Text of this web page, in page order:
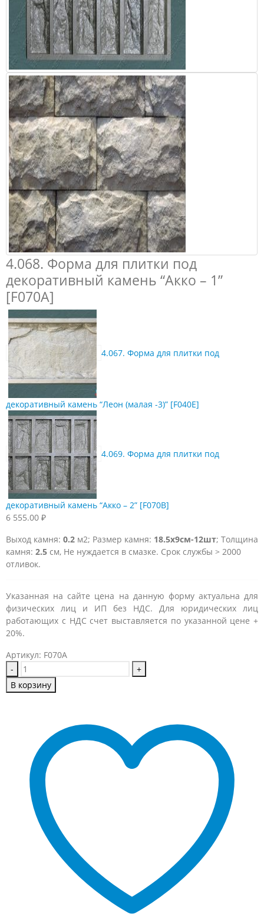
4.068. Форма для плитки под
декоративный камень “Акко – 1”
[F070A]
4.067. Форма для плитки под
декоративный камень “Леон (малая -3)” [F040E]
4.069. Форма для плитки под
декоративный камень “Акко – 2” [F070B]
6 555.00 ₽
Выход камня: 0.2 м2; Размер камня: 18.5х9см-12шт; Толщина
камня: 2.5 см, Не нуждается в смазке. Срок службы > 2000
отливок.
Указанная на сайте цена на данную форму актуальна для
физических лиц и ИП без НДС. Для юридических лиц
работающих с НДС счет выставляется по указанной цене +
20%.
Артикул: F070A
-
+
В корзину